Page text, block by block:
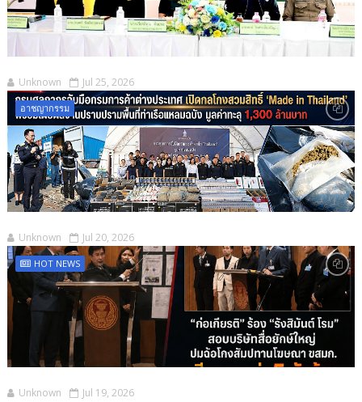
Unknown Jul 25, 2026
อาชญากรรม
Unknown Jul 20, 2026
HOT NEWS
Unknown Jul 19, 2026